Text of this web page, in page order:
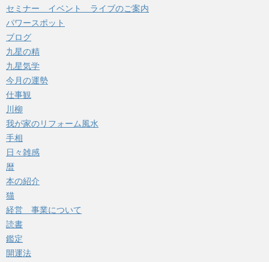
セミナー イベント ライブのご案内
パワースポット
ブログ
九星の精
九星気学
今月の運勢
仕事観
川柳
我が家のリフォーム風水
手相
日々雑感
暦
本の紹介
猫
経営 事業について
読書
鑑定
開運法